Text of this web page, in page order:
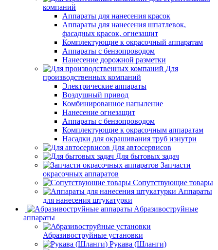
компаний
Аппараты для нанесения красок
Аппараты для нанесения шпатлевок,
фасадных красок, огнезащит
Комплектующие к окрасочный аппаратам
Аппараты с бензопроводом
Нанесение дорожной разметки
Для
производственных компаний
Электрические аппараты
Воздушный привод
Комбинированное напыление
Нанесение огнезащит
Аппараты с бензопроводом
Комплектующие к окрасочным аппаратам
Насадки для окрашивания труб изнутри
Для автосервисов
Для бытовых задач
Запчасти
окрасочных аппаратов
Сопутствующие товары
Аппараты
для нанесения штукатурки
Aбразивоструйные
аппараты
Абразивоструйные установки
Рукава (Шланги)